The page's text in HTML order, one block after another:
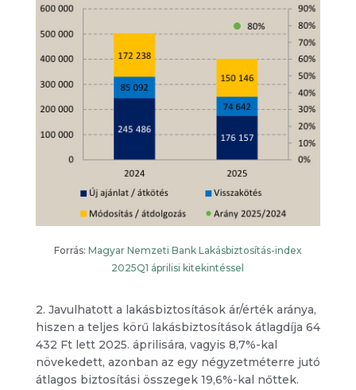
Forrás: Magyar Nemzeti Bank Lakásbiztosítás-index
2025Q1 áprilisi kitekintéssel
2. Javulhatott a lakásbiztosítások ár/érték aránya,
hiszen a teljes körű lakásbiztosítások átlagdíja 64
432 Ft lett 2025. áprilisára, vagyis 8,7%-kal
növekedett, azonban az egy négyzetméterre jutó
átlagos biztosítási összegek 19,6%-kal nőttek.